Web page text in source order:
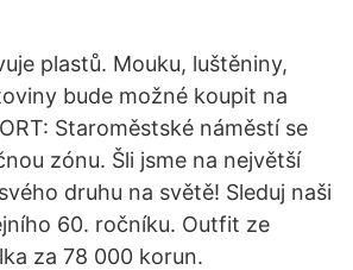
plastů. Mouku, luštěniny,
bude možné koupit na
Staroměstské náměstí se
zónu. Šli jsme na největší
druhu na světě! Sleduj naši
60. ročníku. Outfit ze
za 78 000 korun.